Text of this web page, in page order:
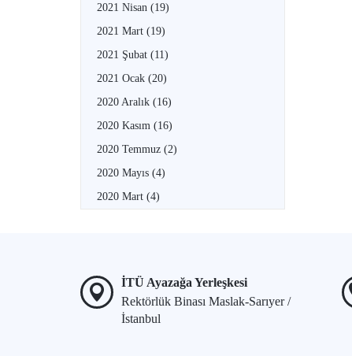
2021 Nisan (19)
2021 Mart (19)
2021 Şubat (11)
2021 Ocak (20)
2020 Aralık (16)
2020 Kasım (16)
2020 Temmuz (2)
2020 Mayıs (4)
2020 Mart (4)
İTÜ Ayazağa Yerleşkesi
Rektörlük Binası Maslak-Sarıyer /
İstanbul